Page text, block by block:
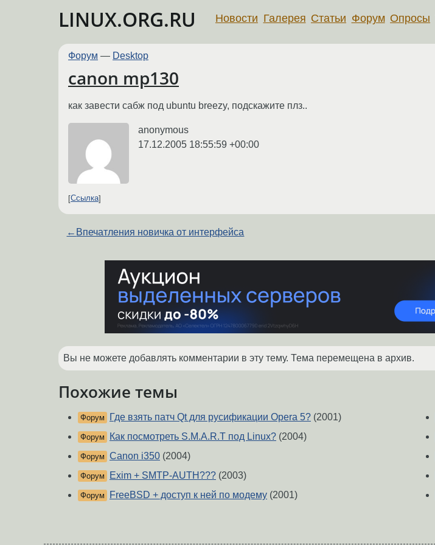
LINUX.ORG.RU Новости Галерея Статьи Форум Опросы
Форум — Desktop
canon mp130
как завести сабж под ubuntu breezy, подскажите плз..
anonymous
17.12.2005 18:55:59 +00:00
Ссылка
← Впечатления новичка от интерфейса
Вы не можете добавлять комментарии в эту тему. Тема перемещена в архив.
Похожие темы
Форум Где взять патч Qt для русификации Opera 5? (2001)
Форум Как посмотреть S.M.A.R.T под Linux? (2004)
Форум Canon i350 (2004)
Форум Exim + SMTP-AUTH??? (2003)
Форум FreeBSD + доступ к ней по модему (2001)